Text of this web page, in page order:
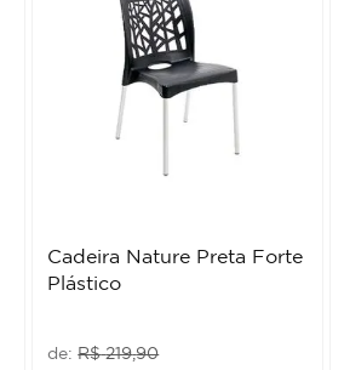
Cadeira Nature Preta Forte
Plástico
R$ 219,90